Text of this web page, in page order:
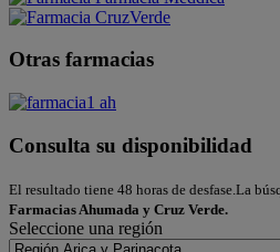
Otras farmacias
Consulta su disponibilidad
El resultado tiene 48 horas de desfase.La
Farmacias Ahumada y Cruz Verde.
Seleccione una región